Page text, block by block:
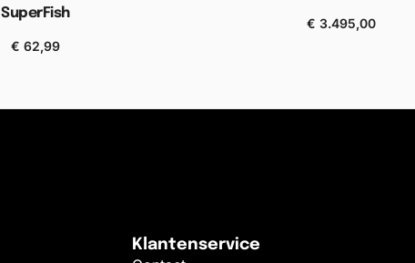
SuperFish
€ 62,99
€ 3.495,00
Klantenservice